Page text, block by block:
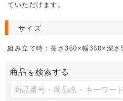
ていただけます。
サイズ
組み立て時：長さ360×幅360×深さ
商品 を 検索する